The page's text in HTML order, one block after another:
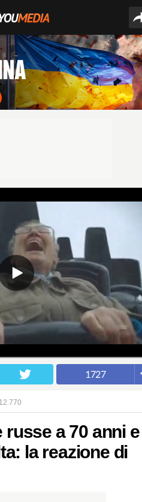
1727
12.770
a 70 anni e
la reazione di